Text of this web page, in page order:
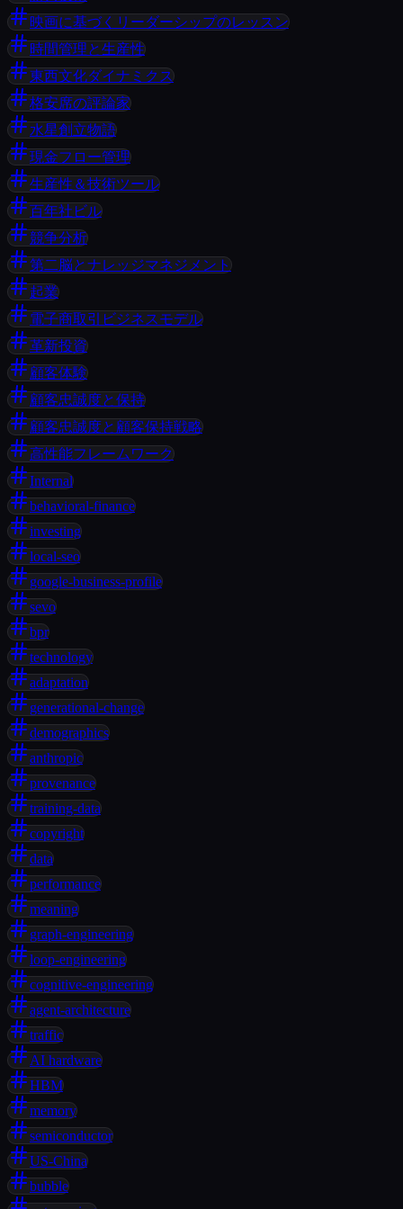
映画に基づくリーダーシップのレッスン
時間管理と生産性
東西文化ダイナミクス
格安席の評論家
水星創立物語
現金フロー管理
生産性＆技術ツール
百年社ビル
競争分析
第二脳とナレッジマネジメント
起業
電子商取引ビジネスモデル
革新投資
顧客体験
顧客忠誠度と保持
顧客忠誠度と顧客保持戦略
高性能フレームワーク
Internal
behavioral-finance
investing
local-seo
google-business-profile
sevo
bpr
technology
adaptation
generational-change
demographics
anthropic
provenance
training-data
copyright
data
performance
meaning
graph-engineering
loop-engineering
cognitive-engineering
agent-architecture
traffic
AI hardware
HBM
memory
semiconductor
US-China
bubble